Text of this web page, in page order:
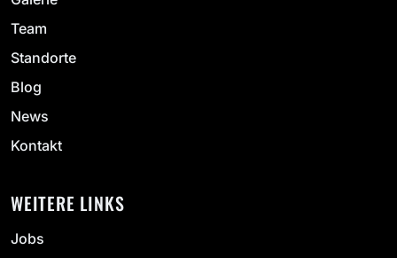
Team
Standorte
Blog
News
Kontakt
WEITERE LINKS
Jobs